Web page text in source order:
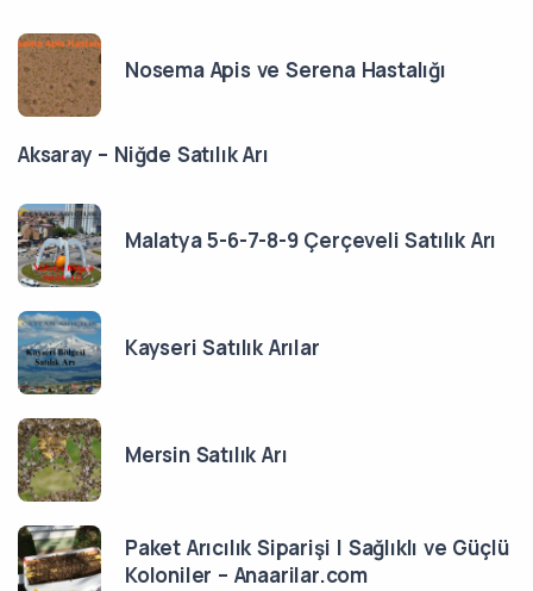
Nosema Apis ve Serena Hastalığı
Aksaray – Niğde Satılık Arı
Malatya 5-6-7-8-9 Çerçeveli Satılık Arı
Kayseri Satılık Arılar
Mersin Satılık Arı
Paket Arıcılık Siparişi | Sağlıklı ve Güçlü
Koloniler – Anaarilar.com